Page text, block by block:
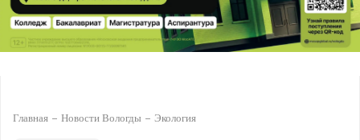
Главная Новости Вологды Экология